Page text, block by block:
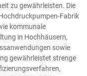
zu gewährleisten. Die
Fabrik
kommunale
in Hochhäusern,
sowie
gewährleistet strenge